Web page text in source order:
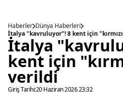
Haberler Dünya Haberleri
İtalya "kavruluyor"! 8 kent için
İtalya
kent için
verildi
Giriş Tarihi:20 Haziran 2026 23:32